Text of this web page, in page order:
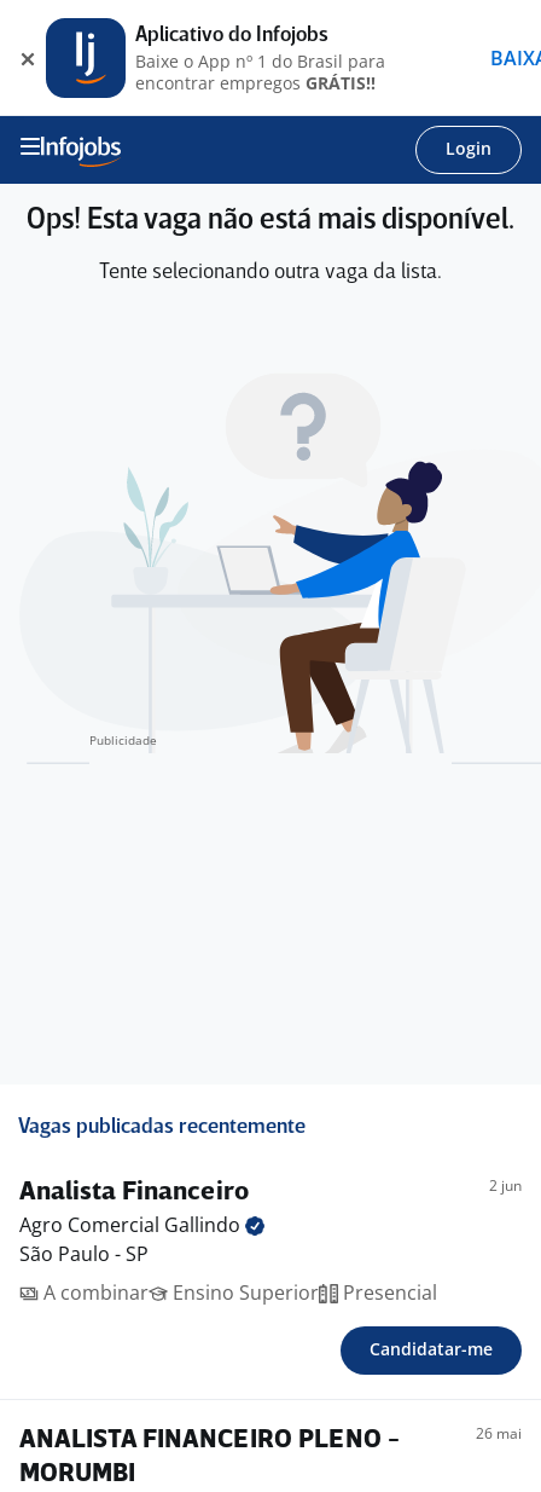
Login
Ops! Esta vaga não está mais disponível.
Tente selecionando outra vaga da lista.
Vagas publicadas recentemente
Analista Financeiro 2 jun
Agro Comercial Gallindo
São Paulo - SP
A combinar
Ensino Superior Presencial
Candidatar-me
ANALISTA FINANCEIRO PLENO -
MORUMBI
26 mai
Aplicativo do Infojobs
Baixe o App nº 1 do Brasil para
encontrar empregos GRÁTIS!!